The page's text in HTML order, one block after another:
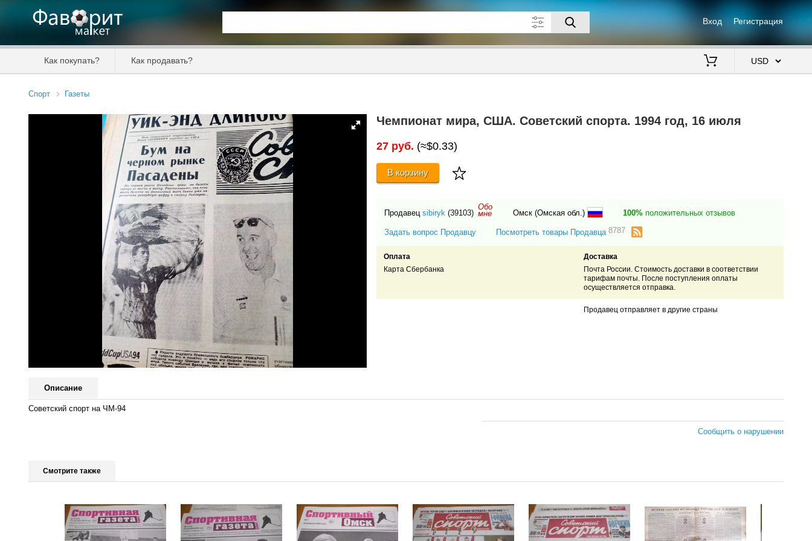
Вход Регистрация
Как покупать? Как продавать?
Спорт Газеты
Чемпионат мира, США. Советский спорта. 1994 год, 16 июля
27 руб. (≈$0.33)
В корзину
Продавец sibiryk (39103)
Обо
мне Омск (Омская обл.) 100%положительных отзывов
Задать вопрос Продавцу Посмотреть товары Продавца 8787
Оплата
Карта Сбербанка
Доставка
Почта России. Стоимость доставки в соответствии
тарифам почты. После поступления оплаты
осуществляется отправка.
Продавец отправляет в другие страны
Описание
Советский спорт на ЧМ-94
Сообщить о нарушении
Смотрите также